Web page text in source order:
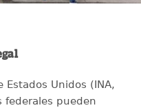
Unidos (INA,
federales pueden